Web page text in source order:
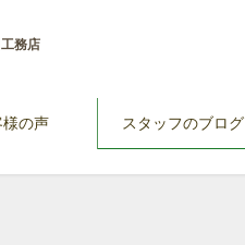
務店
様の声 スタッフのブログ